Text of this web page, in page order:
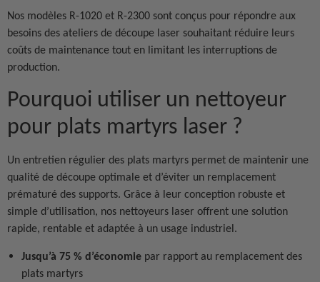
Nos modèles R-1020 et R-2300 sont conçus pour répondre aux
besoins des ateliers de découpe laser souhaitant réduire leurs
coûts de maintenance tout en limitant les interruptions de
production.
Pourquoi utiliser un nettoyeur
pour plats martyrs laser ?
Un entretien régulier des plats martyrs permet de maintenir une
qualité de découpe optimale et d’éviter un remplacement
prématuré des supports. Grâce à leur conception robuste et
simple d’utilisation, nos nettoyeurs laser offrent une solution
rapide, rentable et adaptée à un usage industriel.
Jusqu’à 75 % d’économie par rapport au remplacement des
plats martyrs